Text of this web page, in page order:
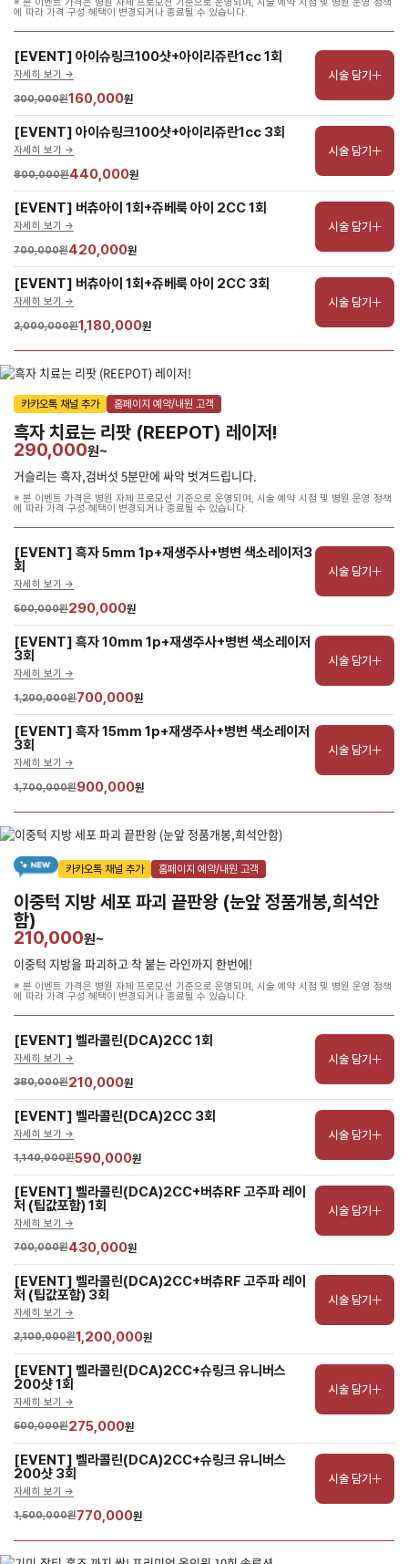
에 따라 가격·구성·혜택이 변경되거나 종료될 수 있습니다.
[EVENT] 아이슈링크100샷+아이리쥬란1cc 1회
자세히 보기 ->
300,000원160,000원
시술 담기
[EVENT] 아이슈링크100샷+아이리쥬란1cc 3회
자세히 보기 ->
800,000원440,000원
시술 담기
[EVENT] 버츄아이 1회+쥬베룩 아이 2CC 1회
자세히 보기 ->
700,000원420,000원
시술 담기
[EVENT] 버츄아이 1회+쥬베룩 아이 2CC 3회
자세히 보기 ->
2,000,000원1,180,000원
시술 담기
카카오톡 채널 추가 홈페이지 예약/내원 고객
흑자 치료는 리팟 (REEPOT) 레이저!
290,000원~
거슬리는 흑자,검버섯 5분만에 싸악 벗겨드립니다.
※ 본 이벤트 가격은 병원 자체 프로모션 기준으로 운영되며, 시술 예약 시점 및 병원 운영 정책
에 따라 가격·구성·혜택이 변경되거나 종료될 수 있습니다.
[EVENT] 흑자 5mm 1p+재생주사+병변 색소레이저3
회
자세히 보기 ->
500,000원290,000원
시술 담기
[EVENT] 흑자 10mm 1p+재생주사+병변 색소레이저
3회
자세히 보기 ->
1,200,000원700,000원
시술 담기
[EVENT] 흑자 15mm 1p+재생주사+병변 색소레이저
3회
자세히 보기 ->
1,700,000원900,000원
시술 담기
카카오톡 채널 추가 홈페이지 예약/내원 고객
이중턱 지방 세포 파괴 끝판왕 (눈앞 정품개봉,희석안
함)
210,000원~
이중턱 지방을 파괴하고 착 붙는 라인까지 한번에!
※ 본 이벤트 가격은 병원 자체 프로모션 기준으로 운영되며, 시술 예약 시점 및 병원 운영 정책
에 따라 가격·구성·혜택이 변경되거나 종료될 수 있습니다.
[EVENT] 벨라콜린(DCA)2CC 1회
자세히 보기 ->
380,000원210,000원
시술 담기
[EVENT] 벨라콜린(DCA)2CC 3회
자세히 보기 ->
1,140,000원590,000원
시술 담기
[EVENT] 벨라콜린(DCA)2CC+버츄RF 고주파 레이
저 (팁값포함) 1회
자세히 보기 ->
700,000원430,000원
시술 담기
[EVENT] 벨라콜린(DCA)2CC+버츄RF 고주파 레이
저 (팁값포함) 3회
자세히 보기 ->
2,100,000원1,200,000원
시술 담기
[EVENT] 벨라콜린(DCA)2CC+슈링크 유니버스
200샷 1회
자세히 보기 ->
500,000원275,000원
시술 담기
[EVENT] 벨라콜린(DCA)2CC+슈링크 유니버스
200샷 3회
자세히 보기 ->
1,500,000원770,000원
시술 담기